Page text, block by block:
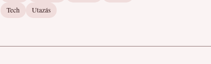
Tech
Utazás